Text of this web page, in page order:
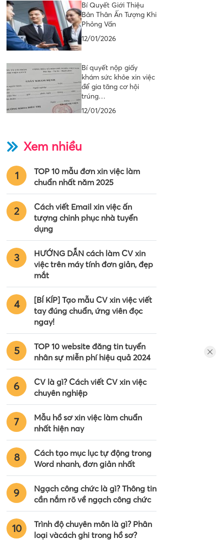
Bí Quyết Giới Thiệu
Bản Thân Ấn Tượng Khi
Phỏng Vấn
12/01/2026
Bí quyết nộp giấy
khám sức khỏe xin việc
để gia tăng cơ hội
trúng…
12/01/2026
Xem nhiều
1
TOP 10 mẫu đơn xin việc làm
chuẩn nhất năm 2025
2
Cách viết Email xin việc ấn
tượng chinh phục nhà tuyển
dụng
3
HƯỚNG DẪN cách làm CV xin
việc trên máy tính đơn giản, đẹp
mắt
4
[BÍ KÍP] Tạo mẫu CV xin việc viết
tay đúng chuẩn, ứng viên đọc
ngay!
5
TOP 10 website đăng tin tuyển
nhân sự miễn phí hiệu quả 2024
6
CV là gì? Cách viết CV xin việc
chuyên nghiệp
7
Mẫu hồ sơ xin việc làm chuẩn
nhất hiện nay
8
Cách tạo mục lục tự động trong
Word nhanh, đơn giản nhất
9
Ngạch công chức là gì? Thông tin
cần nắm rõ về ngạch công chức
10
Trình độ chuyên môn là gì? Phân
loại vàcách ghi trong hồ sơ?